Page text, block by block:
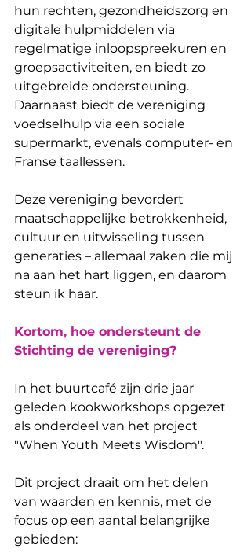
hun rechten, gezondheidszorg en
digitale hulpmiddelen via
regelmatige inloopspreekuren en
groepsactiviteiten, en biedt zo
uitgebreide ondersteuning.
Daarnaast biedt de vereniging
voedselhulp via een sociale
supermarkt, evenals computer- en
Franse taallessen.
Deze vereniging bevordert
maatschappelijke betrokkenheid,
cultuur en uitwisseling tussen
generaties – allemaal zaken die mij
na aan het hart liggen, en daarom
steun ik haar.
Kortom, hoe ondersteunt de
Stichting de vereniging?
In het buurtcafé zijn drie jaar
geleden kookworkshops opgezet
als onderdeel van het project
"When Youth Meets Wisdom".
Dit project draait om het delen
van waarden en kennis, met de
focus op een aantal belangrijke
gebieden: